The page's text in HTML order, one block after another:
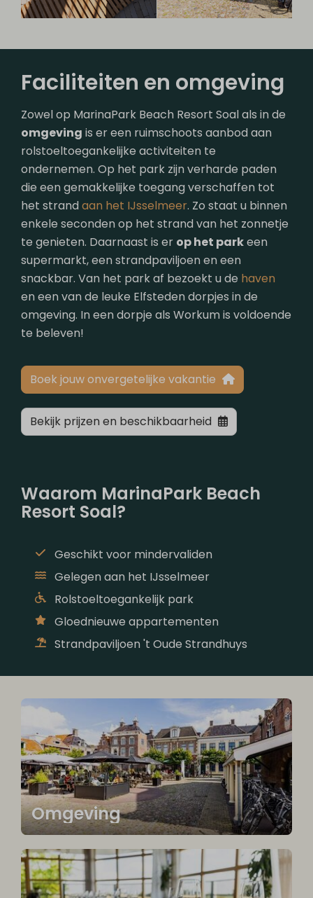
Faciliteiten en omgeving
Zowel op MarinaPark Beach Resort Soal als in de
omgeving is er een ruimschoots aanbod aan
rolstoeltoegankelijke activiteiten te
ondernemen. Op het park zijn verharde paden
die een gemakkelijke toegang verschaffen tot
het strandaan het IJsselmeer. Zo staat u binnen
enkele seconden op het strand van het zonnetje
te genieten. Daarnaast is er op het parkeen
supermarkt, een strandpaviljoen en een
snackbar. Van het park af bezoekt u de haven
en een van de leuke Elfsteden dorpjes in de
omgeving. In een dorpje als Workum is voldoende
te beleven!
Boek jouw onvergetelijke vakantie
Bekijk prijzen en beschikbaarheid
Waarom MarinaPark Beach
Resort Soal?
Geschikt voor mindervaliden
Gelegen aan het IJsselmeer
Rolstoeltoegankelijk park
Gloednieuwe appartementen
Strandpaviljoen 't Oude Strandhuys
Omgeving